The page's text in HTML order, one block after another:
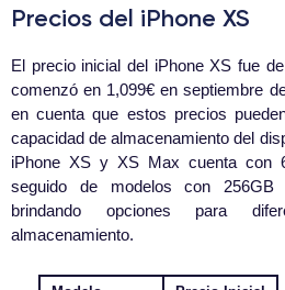
Precios del iPhone XS
El precio inicial del iPhone XS fue
comenzó en 1,099€ en septiembre
en cuenta que estos precios
capacidad de almacenamiento del
iPhone XS y XS Max cuenta con
seguido de modelos con
brindando opciones para
almacenamiento.